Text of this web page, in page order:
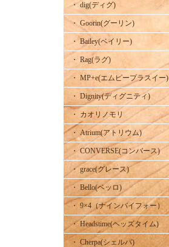
・ dig(ディグ)
・ Goorin(グーリン)
・ Bailey(ベイリー)
・ Rag(ラグ)
・ MP+e(エムピープラスイー)
・ Dignity(ディグニティ)
・ カオリノモリ
・ Atrium(アトリウム)
・ CONVERSE(コンバース)
・ grace(グレース)
・ Bello(ベッロ)
・ 9×4（ナインバイフォー）
・ Headstime(ヘッズタイム)
・ Cherpa(シェルパ)